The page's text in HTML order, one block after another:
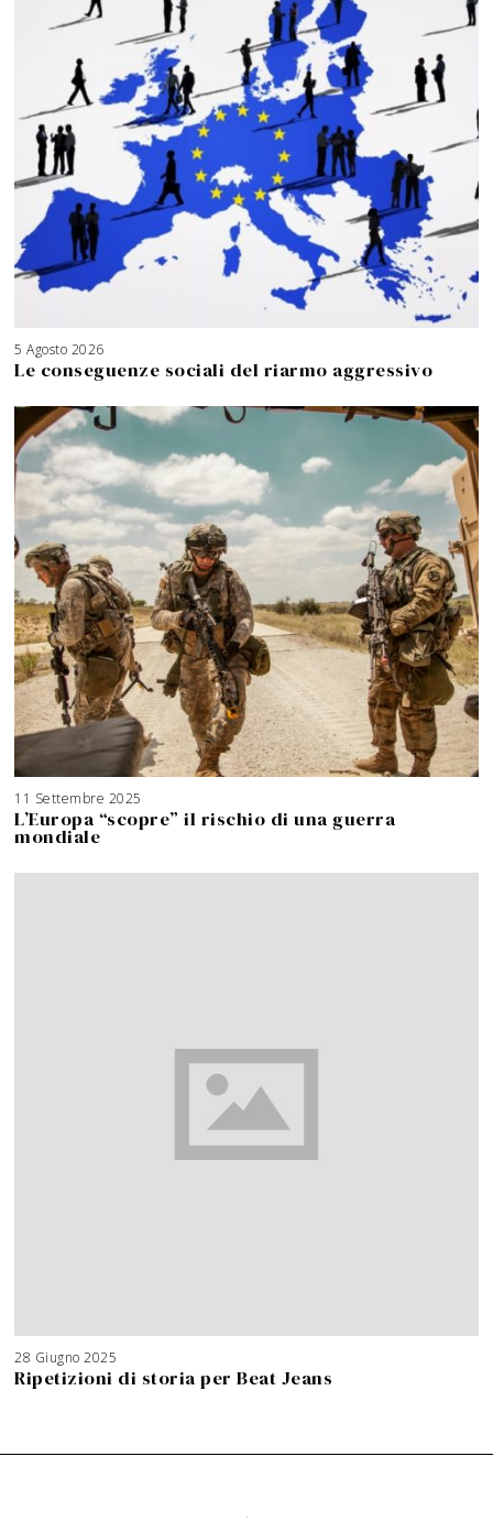
5 Agosto 2026
Le conseguenze sociali del riarmo aggressivo
11 Settembre 2025
g
o
0
L’Europa “scopre” il rischio di una guerra
mondiale
28 Giugno 2025
Ripetizioni di storia per Beat Jeans